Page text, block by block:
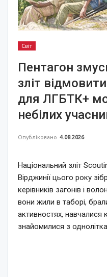
Світ
Пентагон
зліт
для ЛГБТК+
небілих
Опубліковано 4.08.2026
Національний зліт
Вірджинії цього року
керівників загонів і
вони жили в таборі,
активностях, навчалися
знайомилися з